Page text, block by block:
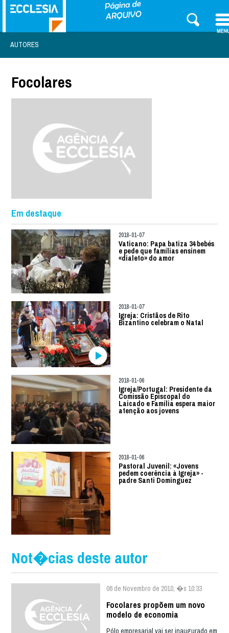
AUTORES
Focolares
Em destaque
2018-01-07
Vaticano: Papa batiza 34 bebés
e pede que famílias ensinem
«dialeto» do amor
2018-01-07
Igreja: Cristãos de Rito
Bizantino celebram o Natal
2018-01-06
Igreja/Portugal: Presidente da
Comissão Episcopal do
Laicado e Família espera maior
atenção aos jovens
2018-01-06
Pastoral Juvenil: «Jovens
pedem coerência à Igreja» -
padre Santi Dominguez
Not�cias deste autor
06 de Novembro de 2010, �s 10:33
Focolares propõem um novo
modelo de economia
Pólo empresarial vai ser inaugurado em